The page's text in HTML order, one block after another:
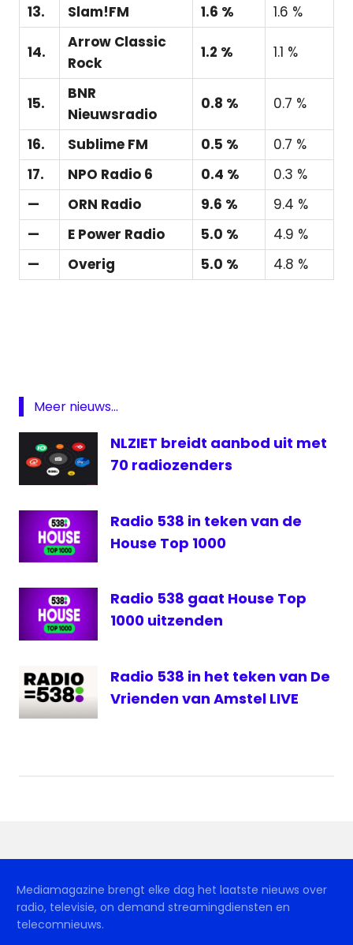
13.
Slam!FM 1.6 % 1.6 %
14.
Arrow Classic
Rock
1.2 % 1.1 %
15.
BNR
Nieuwsradio
0.8 % 0.7 %
16. Sublime FM 0.5 %
0.7 %
17.
NPO Radio 6 0.4 %
0.3 %
—
ORN Radio 9.6 %
9.4 %
—
E Power Radio 5.0 %
4.9 %
—
Overig 5.0 % 4.8 %
NLO
Q-
music
Radio
radionieuws
Sky
Meer nieuws...
NLZIET breidt aanbod uit met
70 radiozenders
Radio 538 in teken van de
House Top 1000
Radio 538 gaat House Top
1000 uitzenden
Radio 538 in het teken van De
Vrienden van Amstel LIVE
Mediamagazine brengt elke dag het laatste nieuws over
radio, televisie, on demand streamingdiensten en
telecomnieuws.